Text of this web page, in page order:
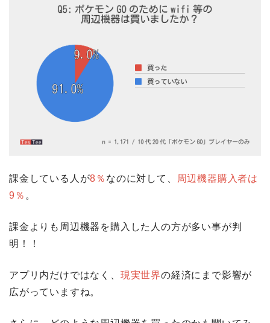
課金している人が8％ なのに対して、
周辺機器購入者は
9％ 。
課金よりも周辺機器を購入した人の方が多い事が判
明！！
アプリ内だけではなく、 現実世界の経済にまで影響が
広がっていますね。